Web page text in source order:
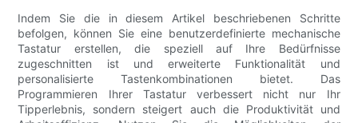
Indem Sie die in diesem Artikel beschriebenen Schritte
befolgen, können Sie eine benutzerdefinierte mechanische
Tastatur erstellen, die speziell auf Ihre Bedürfnisse
zugeschnitten ist und erweiterte Funktionalität und
personalisierte Tastenkombinationen bietet. Das
Programmieren Ihrer Tastatur verbessert nicht nur Ihr
Tipperlebnis, sondern steigert auch die Produktivität und